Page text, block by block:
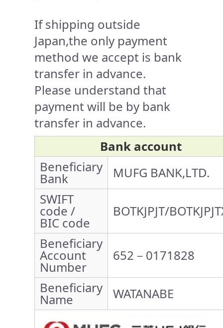
If shipping outside
Japan,the only payment
method we accept is bank
transfer in advance.
Please understand that
payment will be by bank
transfer in advance.
Bank account
Beneficiary
Bank
MUFG BANK,LTD.
SWIFT
code /
BIC code
BOTKJPJT/
Beneficiary
Account
Number
652－0171828
Beneficiary
Name WATANABE